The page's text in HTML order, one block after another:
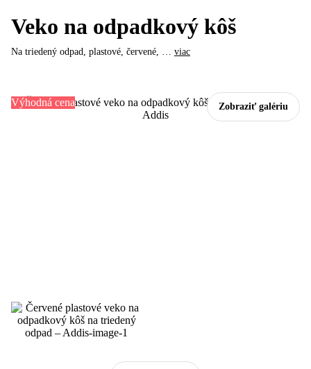
Zobraziť galériu
Výhodná cena
Veko na odpadkový kôš
Na triedený odpad, plastové, červené, … viac